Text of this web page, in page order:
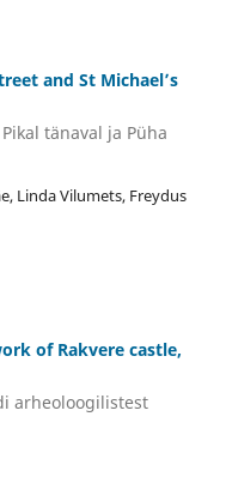
and St Michael’s
tänaval ja Püha
Linda Vilumets, Freydus
of Rakvere castle,
arheoloogilistest